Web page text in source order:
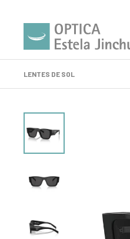
LENTES DE SOL